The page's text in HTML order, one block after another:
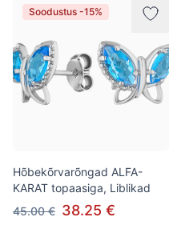
Soodustus -15%
Hõbekõrvarõngad ALFA-
KARAT topaasiga, Liblikad
45.00 € 38.25 €